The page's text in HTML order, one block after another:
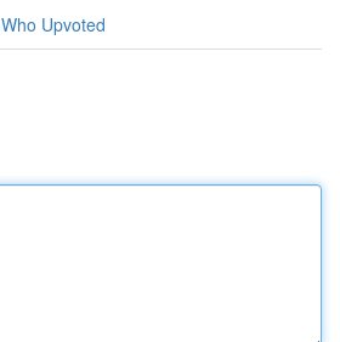
Who Upvoted